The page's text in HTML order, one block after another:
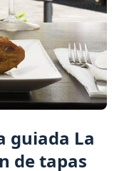
guiada La
de tapas